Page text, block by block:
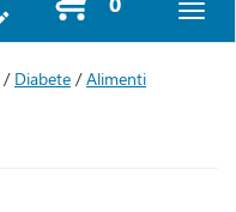
inseriti
/ Diabete /Alimenti